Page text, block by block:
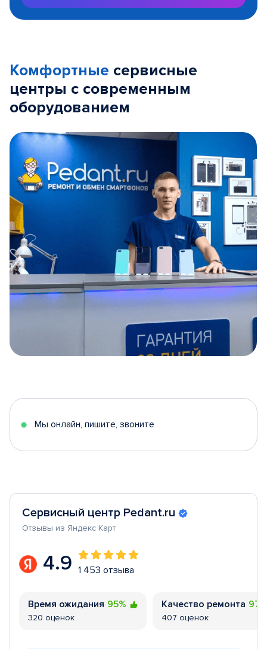
Комфортные сервисные
центры с современным
оборудованием
5
Мы онлайн, пишите, звоните
Сервисный центр Pedant.ru
Отзывы из Яндекс Карт
4.9 1 453 отзыва
Время ожидания 95%
320 оценок
Качество ремонта
407 оценок